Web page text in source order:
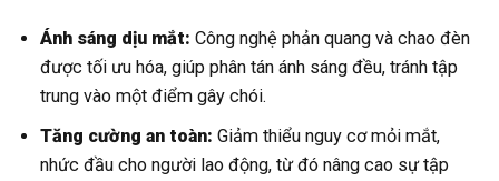
Ánh sáng dịu mắt: Công nghệ phản quang và chao đèn
được tối ưu hóa, giúp phân tán ánh sáng đều, tránh tập
trung vào một điểm gây chói.
Tăng cường an toàn: Giảm thiểu nguy cơ mỏi mắt,
nhức đầu cho người lao động, từ đó nâng cao sự tập